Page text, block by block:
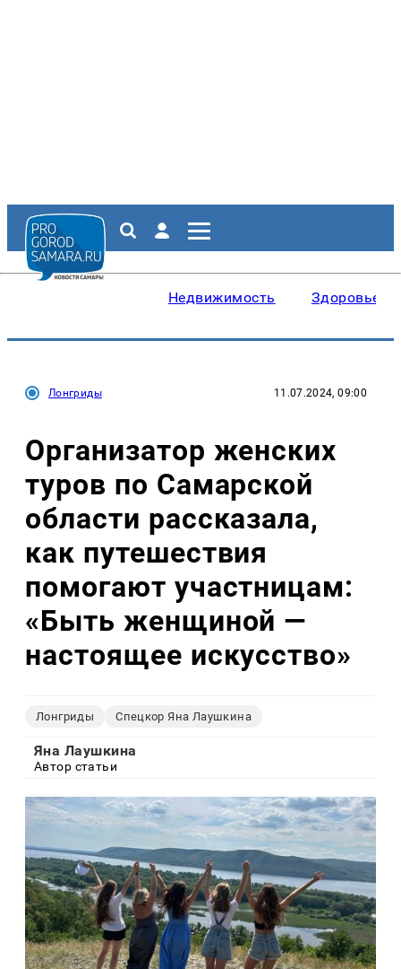
Недвижимость Здоровье
Лонгриды 11.07.2024, 09:00
Организатор женских
туров по Самарской
области рассказала,
как путешествия
помогают участницам:
«Быть женщиной —
настоящее искусство»
Лонгриды Спецкор Яна Лаушкина
Яна Лаушкина
Автор статьи